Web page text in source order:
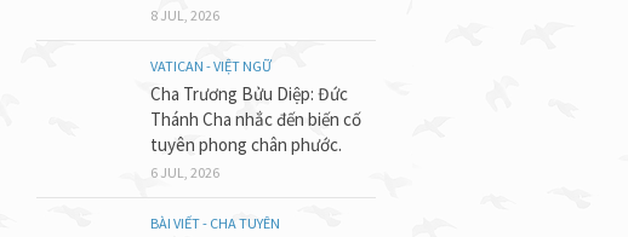
8 JUL, 2026
VATICAN - VIỆT NGỮ
Cha Trương Bửu Diệp: Đức
Thánh Cha nhắc đến biến cố
tuyên phong chân phước.
6 JUL, 2026
BÀI VIẾT - CHA TUYÊN